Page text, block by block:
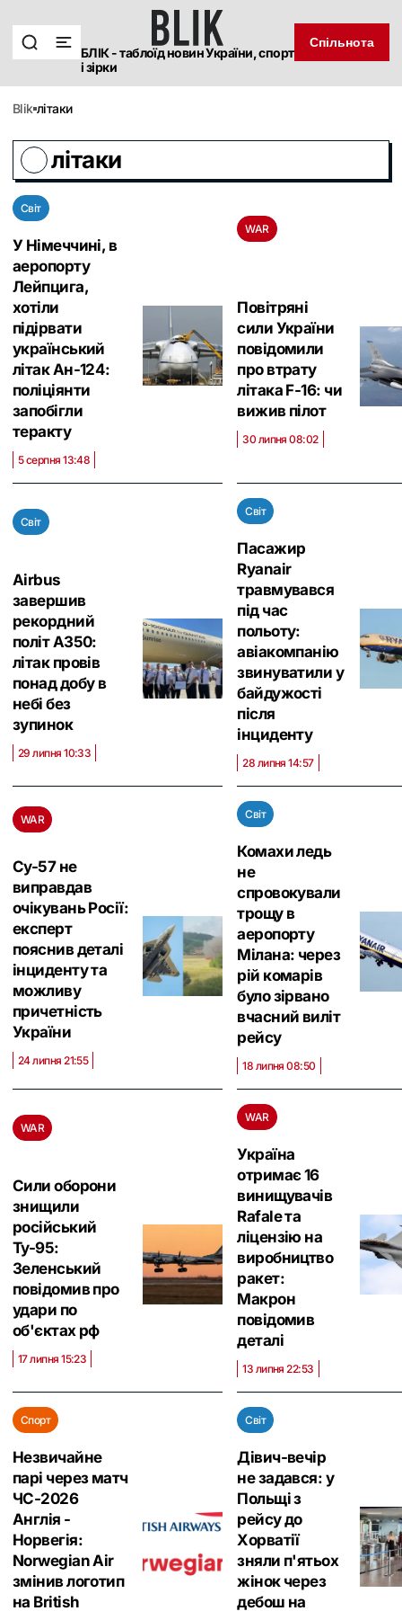
БЛІК - таблоїд новин України, спорт
і зірки
Спільнота
blik літаки
літаки
Світ
У Німеччині, в
аеропорту
Лейпцига,
хотіли
підірвати
український
літак Ан-124:
поліціянти
запобігли
теракту
5 серпня 13:48
WAR
Повітряні
сили України
повідомили
про втрату
літака F-16: чи
вижив пілот
30 липня 08:02
Світ
Airbus
завершив
рекордний
політ A350:
літак провів
понад добу в
небі без
зупинок
29 липня 10:33
Світ
Пасажир
Ryanair
травмувався
під час
польоту:
авіакомпанію
звинуватили у
байдужості
після
інциденту
28 липня 14:57
WAR
Су-57 не
виправдав
очікувань Росії:
експерт
пояснив деталі
інциденту та
можливу
причетність
України
24 липня 21:55
Світ
Комахи ледь
не
спровокували
трощу в
аеропорту
Мілана: через
рій комарів
було зірвано
вчасний виліт
рейсу
18 липня 08:50
WAR
Сили оборони
знищили
російський
Ту-95:
Зеленський
повідомив про
удари по
об'єктах рф
17 липня 15:23
WAR
Україна
отримає 16
винищувачів
Rafale та
ліцензію на
виробництво
ракет:
Макрон
повідомив
деталі
13 липня 22:53
Спорт
Незвичайне
парі через матч
ЧС-2026
Англія -
Норвегія:
Norwegian Air
змінив логотип
на British
Світ
Дівич-вечір
не задався: у
Польщі з
рейсу до
Хорватії
зняли п'ятьох
жінок через
дебош на